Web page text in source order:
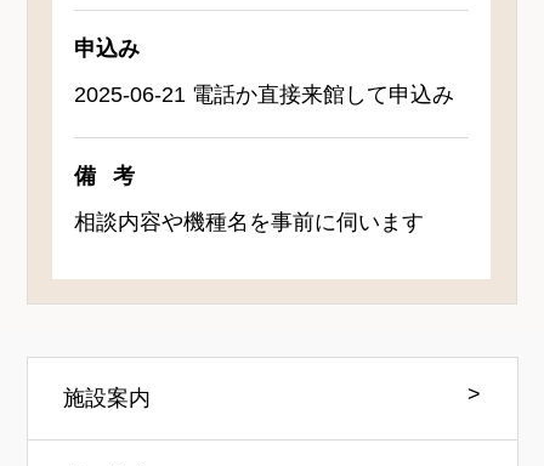
申込み
2025-06-21 電話か直接来館して申込み
備考
相談内容や機種名を事前に伺います
施設案内